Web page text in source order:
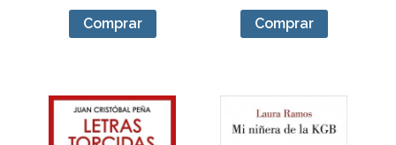
Comprar Comprar